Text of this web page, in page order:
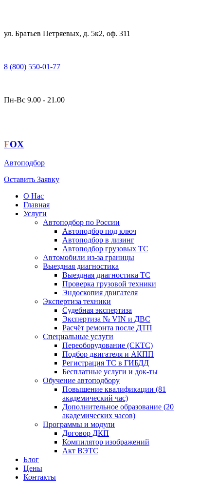
ул. Братьев Петряевых, д. 5к2, оф. 311
8 (800) 550-01-77
Пн-Вс 9.00 - 21.00
FOX
Автоподбор
Оставить Заявку
О Нас
Главная
Услуги
Автоподбор по России
Автоподбор под ключ
Автоподбор в лизинг
Автоподбор грузовых ТС
Автомобили из-за границы
Выездная диагностика
Выездная диагностика ТС
Проверка грузовой техники
Эндоскопия двигателя
Экспертиза техники
Судебная экспертиза
Экспертиза № VIN и ДВС
Расчёт ремонта после ДТП
Специальные услуги
Переоборудование (СКТС)
Подбор двигателя и АКПП
Регистрация ТС в ГИБДД
Бесплатные услуги и док-ты
Обучение автоподбору
Повышение квалификации (81
академический час)
Дополнительное образование (20
академических часов)
Программы и модули
Договор ДКП
Компилятор изображений
Акт ВЭТС
Блог
Цены
Контакты